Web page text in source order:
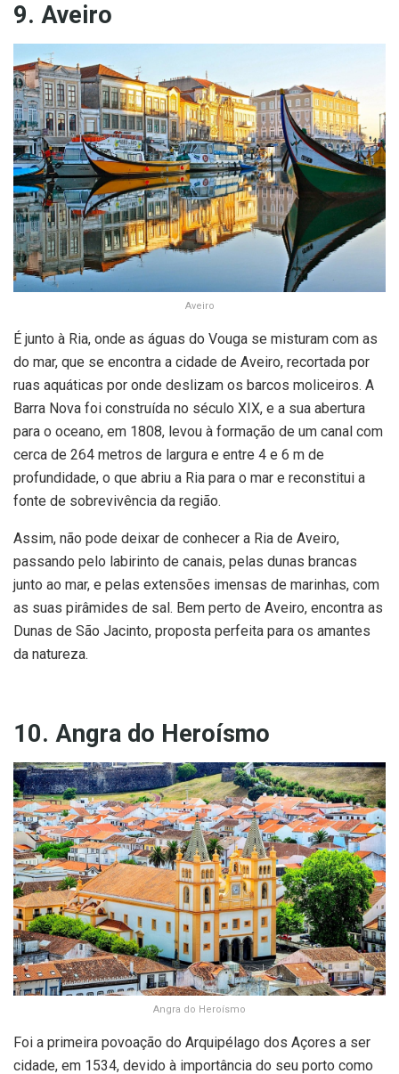
9. Aveiro
Aveiro
É junto à Ria, onde as águas do Vouga se misturam com as
do mar, que se encontra a cidade de Aveiro, recortada por
ruas aquáticas por onde deslizam os barcos moliceiros. A
Barra Nova foi construída no século XIX, e a sua abertura
para o oceano, em 1808, levou à formação de um canal com
cerca de 264 metros de largura e entre 4 e 6 m de
profundidade, o que abriu a Ria para o mar e reconstitui a
fonte de sobrevivência da região.
Assim, não pode deixar de conhecer a Ria de Aveiro,
passando pelo labirinto de canais, pelas dunas brancas
junto ao mar, e pelas extensões imensas de marinhas, com
as suas pirâmides de sal. Bem perto de Aveiro, encontra as
Dunas de São Jacinto, proposta perfeita para os amantes
da natureza.
10. Angra do Heroísmo
Angra do Heroísmo
Foi a primeira povoação do Arquipélago dos Açores a ser
cidade, em 1534, devido à importância do seu porto como